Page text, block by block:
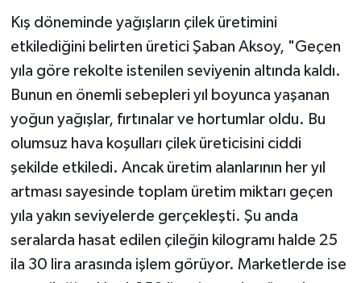
Kış döneminde yağışların çilek üretimini
etkilediğini belirten üretici Şaban Aksoy, "Geçen
yıla göre rekolte istenilen seviyenin altında kaldı.
Bunun en önemli sebepleri yıl boyunca yaşanan
yoğun yağışlar, fırtınalar ve hortumlar oldu. Bu
olumsuz hava koşulları çilek üreticisini ciddi
şekilde etkiledi. Ancak üretim alanlarının her yıl
artması sayesinde toplam üretim miktarı geçen
yıla yakın seviyelerde gerçekleşti. Şu anda
seralarda hasat edilen çileğin kilogramı halde 25
ila 30 lira arasında işlem görüyor. Marketlerde ise